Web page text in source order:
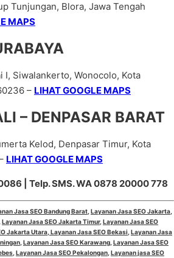
Tunjungan, Blora, Jawa Tengah
MAPS
I, Siwalankerto, Wonocolo, Kota
– LIHAT GOOGLE MAPS
– DENPASAR BARAT
Kelod, Denpasar Timur, Kota
LIHAT GOOGLE MAPS
| Telp. SMS. WA 0878 20000 778
Jasa SEO Bandung Barat Layanan Jasa SEO Jakarta
Layanan Jasa SEO Jakarta Timur, Layanan Jasa SEO
Jakarta Utara Layanan Jasa SEO Bekasi Layanan Jasa
Layanan Jasa SEO Karawang Layanan Jasa SEO
Layanan Jasa SEO Pekalongan Layanan jasa SEO